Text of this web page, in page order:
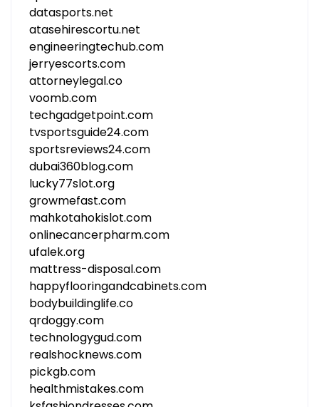
datasports.net
atasehirescortu.net
engineeringtechub.com
jerryescorts.com
attorneylegal.co
voomb.com
techgadgetpoint.com
tvsportsguide24.com
sportsreviews24.com
dubai360blog.com
lucky77slot.org
growmefast.com
mahkotahokislot.com
onlinecancerpharm.com
ufalek.org
mattress-disposal.com
happyflooringandcabinets.com
bodybuildinglife.co
qrdoggy.com
technologygud.com
realshocknews.com
pickgb.com
healthmistakes.com